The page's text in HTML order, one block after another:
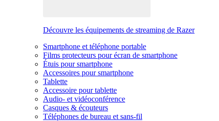
Découvre les équipements de streaming de Razer
Smartphone et téléphone portable
Films protecteurs pour écran de smartphone
Étuis pour smartphone
Accessoires pour smartphone
Tablette
Accessoire pour tablette
Audio- et vidéoconférence
Casques & écouteurs
Téléphones de bureau et sans-fil